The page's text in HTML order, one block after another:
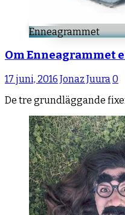
Enneagrammet
Om Enneagrammet
17 juni, 2016 Jonaz Juura0
De tre grundläggande